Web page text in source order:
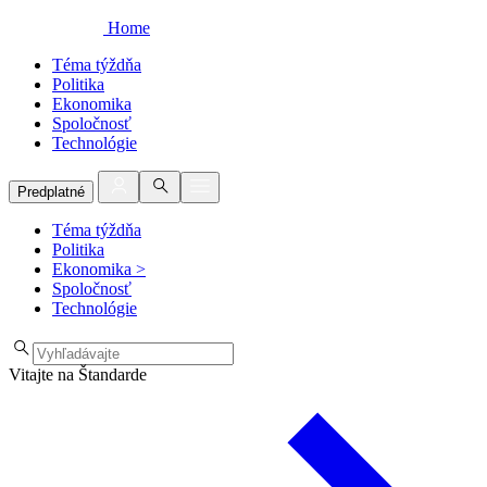
Home
Téma týždňa
Politika
Ekonomika
Spoločnosť
Technológie
Predplatné
Téma týždňa
Politika
Ekonomika >
Spoločnosť
Technológie
Vitajte na Štandarde